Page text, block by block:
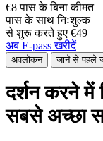
€8 पास के बिना कीमत
पास के साथ निःशुल्क
से शुरू करते हुए €49
अब E-pass खरीदें
अवलोकन जाने से पहले
दर्शन करने
सबसे अच्छा